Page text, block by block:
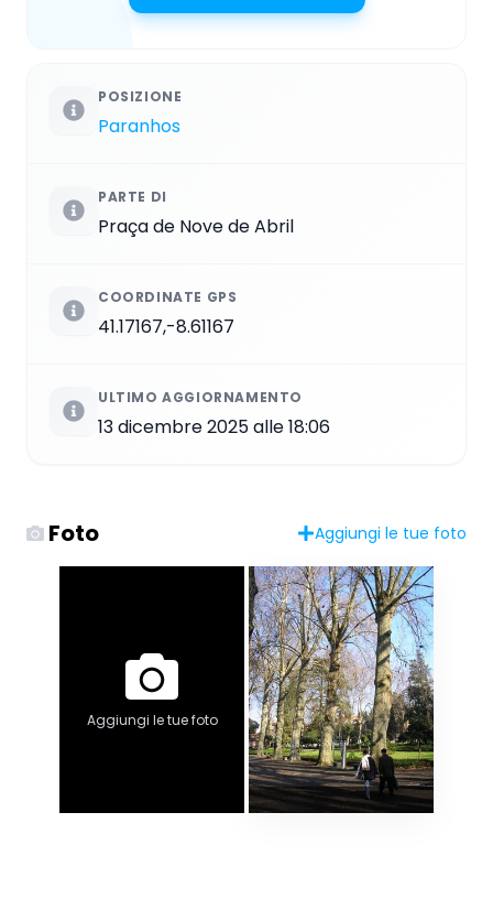
POSIZIONE
Paranhos
PARTE DI
Praça de Nove de Abril
COORDINATE GPS
41.17167,-8.61167
ULTIMO AGGIORNAMENTO
13 dicembre 2025 alle 18:06
Foto Aggiungi le tue foto
Aggiungi le tue foto